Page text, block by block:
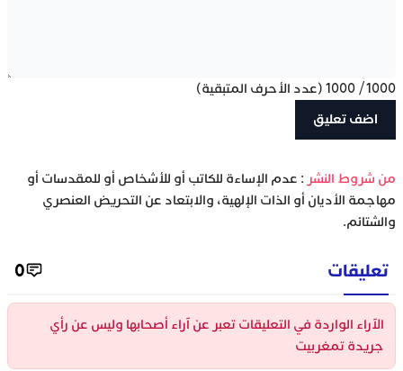
1000
/
1000 (عدد الأحرف المتبقية)
‫من شروط النشر : عدم الإساءة للكاتب أو للأشخاص أو للمقدسات أو
مهاجمة الأديان أو الذات الإلهية، والابتعاد عن التحريض العنصري
والشتائم.
تعليقات 0
الآراء الواردة في التعليقات تعبر عن آراء أصحابها وليس عن رأي
جريدة تمغربيت